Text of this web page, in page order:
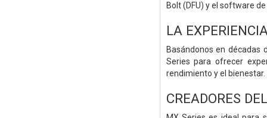
Bolt (DFU) y el software
LA
Basándonos en décadas
Series para ofrecer
rendimiento y el bienestar.
CREADORES